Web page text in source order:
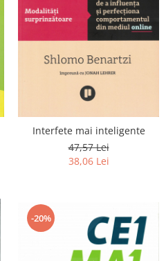
Interfete mai inteligente
47,57 Lei
38,06 Lei
-20%